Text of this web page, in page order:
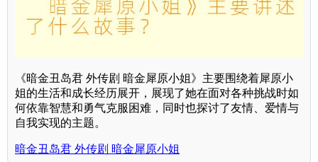
《暗金丑岛君 外传剧 暗金犀原小姐》主要围绕着犀原小
姐的生活和成长经历展开，展现了她在面对各种挑战时如
何依靠智慧和勇气克服困难，同时也探讨了友情、爱情与
自我实现的主题。
暗金丑岛君 外传剧 暗金犀原小姐